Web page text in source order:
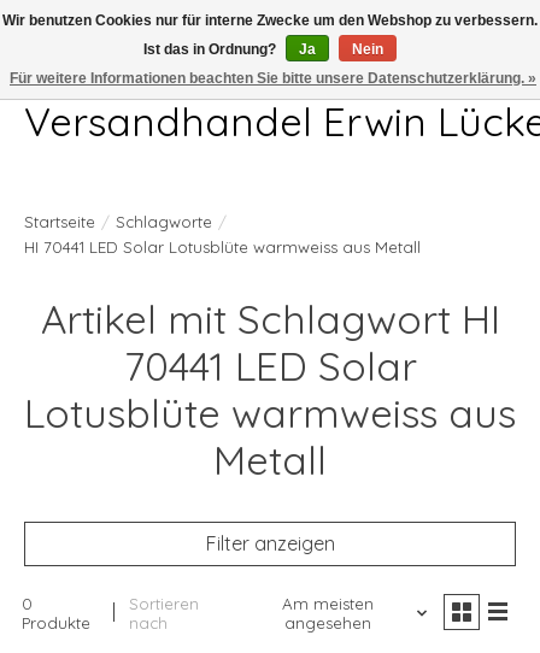
Telefon 04407 715872 MO-DO 7.00-17.00Uhr FR 7.00-13.00Uhr
Versandhandel Erwin
Startseite / Schlagworte /
HI 70441 LED Solar Lotusblüte warmweiss aus Metall
Artikel mit Schlagwort HI
70441 LED Solar
Lotusblüte warmweiss aus
Metall
Filter anzeigen
0
Produkte
Sortieren
nach
Am meisten
angesehen
Wir benutzen Cookies nur für interne Zwecke um den Webshop zu verbessern.
Ist das in Ordnung?
Ja
Nein
Für weitere Informationen beachten Sie bitte unsere Datenschutzerklärung. »